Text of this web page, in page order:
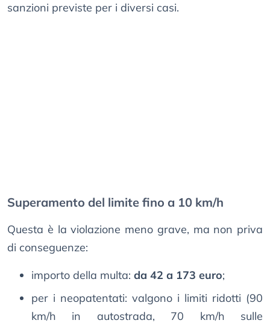
sanzioni previste per i diversi casi.
Superamento del limite fino a 10 km/h
Questa è la violazione meno grave, ma non priva
di conseguenze:
importo della multa: da 42 a 173 euro;
per i neopatentati: valgono i limiti ridotti (90
km/h in autostrada, 70 km/h sulle